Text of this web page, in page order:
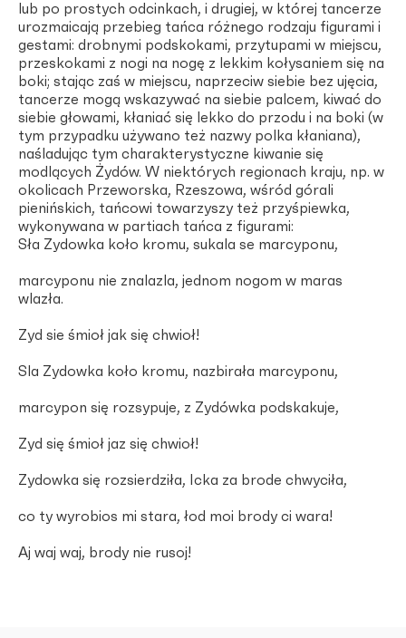
lub po prostych odcinkach, i drugiej, w której tancerze
urozmaicają przebieg tańca różnego rodzaju figurami i
gestami: drobnymi podskokami, przytupami w miejscu,
przeskokami z nogi na nogę z lekkim kołysaniem się na
boki; stając zaś w miejscu, naprzeciw siebie bez ujęcia,
tancerze mogą wskazywać na siebie palcem, kiwać do
siebie głowami, kłaniać się lekko do przodu i na boki (w
tym przypadku używano też nazwy polka kłaniana),
naśladując tym charakterystyczne kiwanie się
modlących Żydów. W niektórych regionach kraju, np. w
okolicach Przeworska, Rzeszowa, wśród górali
pienińskich, tańcowi towarzyszy też przyśpiewka,
wykonywana w partiach tańca z figurami:
Sła Zydowka koło kromu, sukala se marcyponu,
marcyponu nie znalazla, jednom nogom w maras
wlazła.
Zyd sie śmioł jak się chwioł!
Sla Zydowka koło kromu, nazbirała marcyponu,
marcypon się rozsypuje, z Zydówka podskakuje,
Zyd się śmioł jaz się chwioł!
Zydowka się rozsierdziła, Icka za brode chwyciła,
co ty wyrobios mi stara, łod moi brody ci wara!
Aj waj waj, brody nie rusoj!